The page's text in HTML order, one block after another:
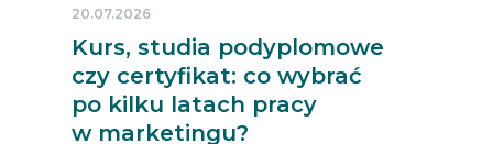
Kurs, studia podyplomowe
czy certyfikat: co wybrać
po kilku latach pracy
w marketingu?
20.07.2026